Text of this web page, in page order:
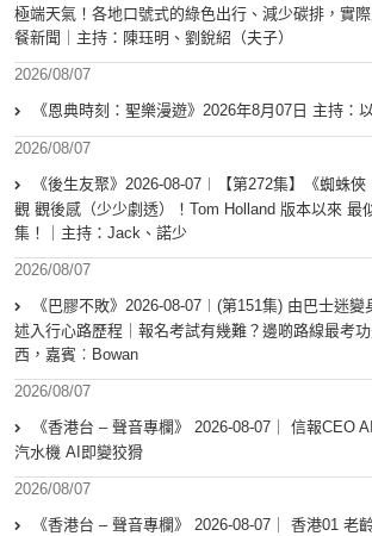
極端天氣！各地口號式的綠色出行、減少碳排，實
餐新聞｜主持：陳珏明、劉銳紹（夫子）
2026/08/07
《恩典時刻：聖樂漫遊》2026年8月07日 主持：
2026/08/07
《後生友聚》2026-08-07︱【第272集】《蜘蛛
觀 觀後感（少少劇透）！Tom Holland 版本以來 最
集！｜主持：Jack、諾少
2026/08/07
《巴膠不敗》2026-08-07︱(第151集) 由巴士迷
述入行心路歷程｜報名考試有幾難？邊啲路線最考
西，嘉賓︰Bowan
2026/08/07
《香港台 – 聲音專欄》 2026-08-07｜ 信報CEO
汽水機 AI即變狡猾
2026/08/07
《香港台 – 聲音專欄》 2026-08-07｜ 香港01 老